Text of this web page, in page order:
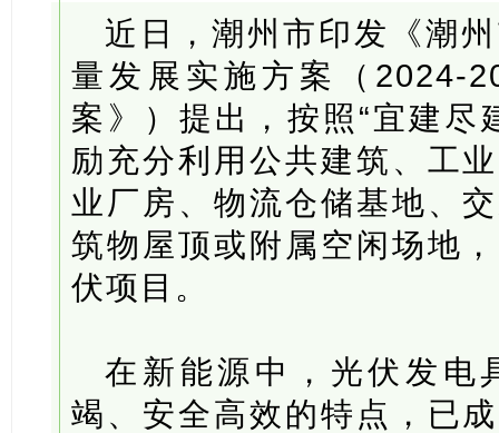
近日，潮州市印发《潮
量发展实施方案（2024-
案》）提出，按照“宜建尽
励充分利用公共建筑、工
业厂房、物流仓储基地、
筑物屋顶或附属空闲场地
伏项目。
在新能源中，光伏发电
竭、安全高效的特点，已